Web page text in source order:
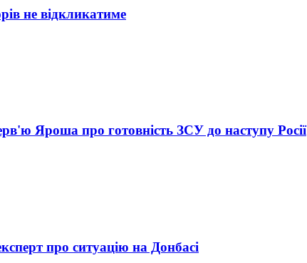
не відкликатиме
Яроша про готовність ЗСУ до наступу Росії
про ситуацію на Донбасі